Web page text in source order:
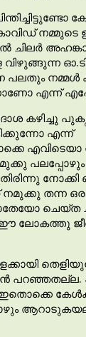
നമ്മുടെ
ചിലർ
നമ്മൾ
എന്ന്
കഴിച്ചു
എന്ന്
എവിടെയാ
പലപ്പോഴും
തിരിന്നു
നമുക്കു തന്ന
ചെയ്ത
ഇതൊക്കെ